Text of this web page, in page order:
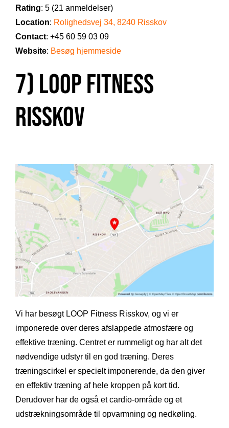
Rating: 5 (21 anmeldelser)
Location: Rolighedsvej 34, 8240 Risskov
Contact: +45 60 59 03 09
Website: Besøg hjemmeside
7) LOOP Fitness
Risskov
Vi har besøgt LOOP Fitness Risskov, og vi er
imponerede over deres afslappede atmosfære og
effektive træning. Centret er rummeligt og har alt det
nødvendige udstyr til en god træning. Deres
træningscirkel er specielt imponerende, da den giver
en effektiv træning af hele kroppen på kort tid.
Derudover har de også et cardio-område og et
udstrækningsområde til opvarmning og nedkøling.